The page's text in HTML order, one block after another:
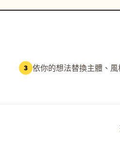
3 依你的想法替換主體、